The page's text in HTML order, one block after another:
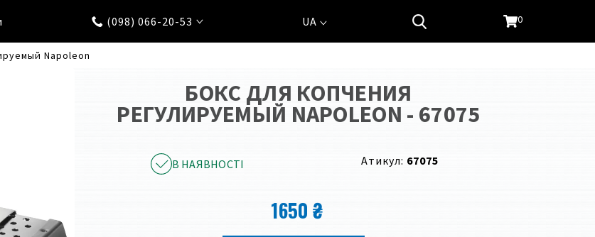
(098) 066-20-53 UA 0
Napoleon
БОКС ДЛЯ КОПЧЕНИЯ
РЕГУЛИРУЕМЫЙ NAPOLEON - 67075
В НАЯВНОСТІ Атикул: 67075
1650 ₴